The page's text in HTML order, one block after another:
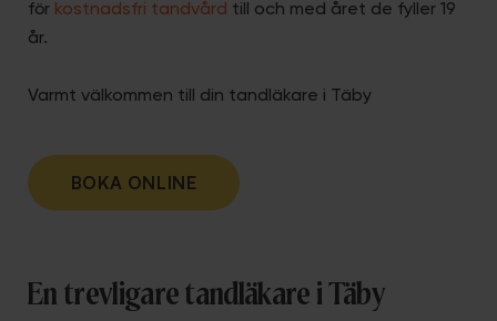
för kostnadsfri tandvård till och med året de fyller 19
år.
Varmt välkommen till din tandläkare i Täby
BOKA ONLINE
En trevligare tandläkare i Täby